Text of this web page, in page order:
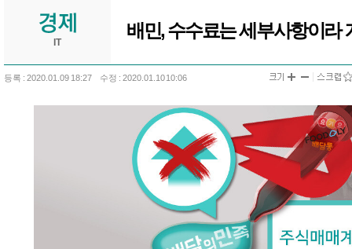
IT
배민, 수수료는 세부사항이
등록 : 2020.01.09 18:27 수정 : 2020.01.10 10:06